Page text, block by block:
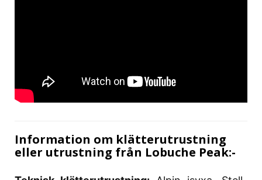
Information om klätterutrustning
eller utrustning från Lobuche Peak:-